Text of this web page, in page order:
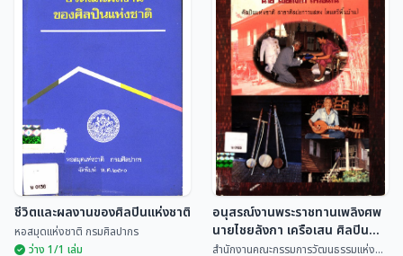
ศิลปินแห่งชาติ สาขาทัศน
ศิลปินแห่งชาติ สาขาศิลปะ
สถาปัตยกรรม ประจำปี
๒๕๒๘-๒๕๔๓
สำนักงานคณะกรรมการวัฒนธรรม
แห่ง...
ชีวิตและผลงานของศิลปินแห่งชาติ
หอสมุดแห่งชาติ กรมศิลปากร
ว่าง 1/1 เล่ม
อนุสรณ์งานพระราชทานเพลิงศพ
นายไชยลังกา เครือเสน ศิลปิน
แห่งชาติ สาขาศิลปะการแสดง
สำนักงานคณะกรรมการวัฒนธรรมแห่ง...